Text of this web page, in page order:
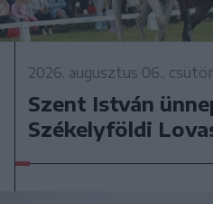
2026. augusztus 06.,
Szent István
Székelyföldi